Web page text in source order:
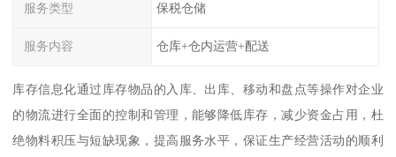
服务类型 保税仓储
服务内容 仓库+仓内运营+配送
库存信息化通过库存物品的入库、出库、移动和盘点等操作对企业
的物流进行全面的控制和管理，能够降低库存，减少资金占用，杜
绝物料积压与短缺现象，提高服务水平，保证生产经营活动的顺利